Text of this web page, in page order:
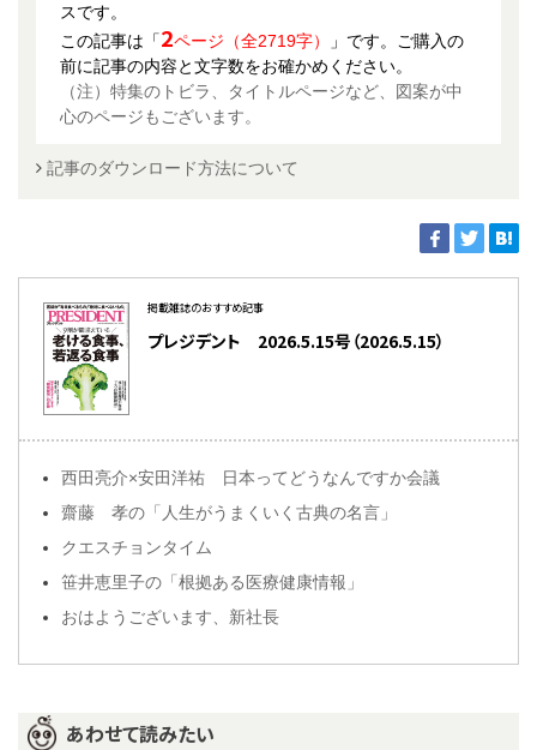
スです。
この記事は「2ページ（全2719字）
」です。ご購入の
前に記事の内容と文字数をお確かめください。
（注）特集のトビラ、タイトルページなど、図案が中
心のページもございます。
記事のダウンロード方法について
掲載雑誌のおすすめ記事
プレジデント 2026.5.15号（2026.5.15）
西田亮介×安田洋祐 日本ってどうなんですか会議
齋藤 孝の「人生がうまくいく古典の名言」
クエスチョンタイム
笹井恵里子の「根拠ある医療健康情報」
おはようございます、新社長
あわせて読みたい